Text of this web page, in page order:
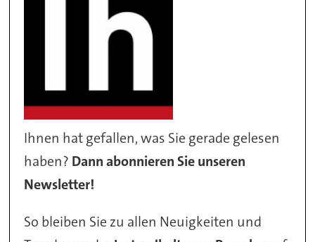
Ihnen hat gefallen, was Sie gerade gelesen
haben? Dann abonnieren Sie unseren
Newsletter!
So bleiben Sie zu allen Neuigkeiten und